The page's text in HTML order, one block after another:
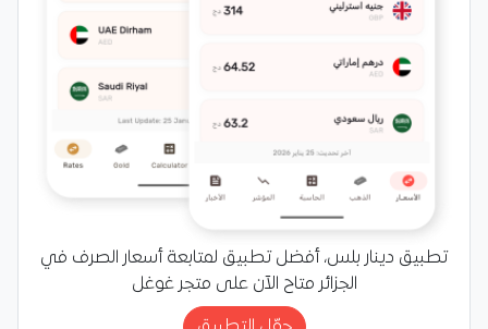
تطبيق دينار بلس، أفضل تطبيق لمتابعة أسعار الصرف في
الجزائر متاح الآن على متجر غوغل